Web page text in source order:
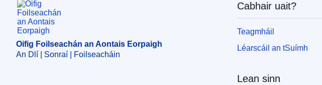
Oifig Foilseachán an Aontais Eorpaigh
Oifig Foilseachán an Aontais Eorpaigh
An Dlí | Sonraí | Foilseacháin
Cabhair uait?
Teagmháil
Léarscáil an tSuímh
Lean sinn